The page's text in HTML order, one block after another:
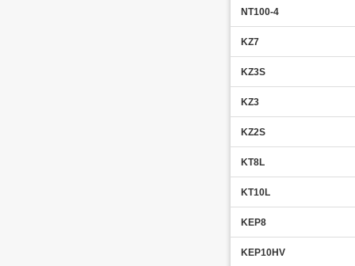
NT100-4
KZ7
KZ3S
KZ3
KZ2S
KT8L
KT10L
KEP8
KEP10HV